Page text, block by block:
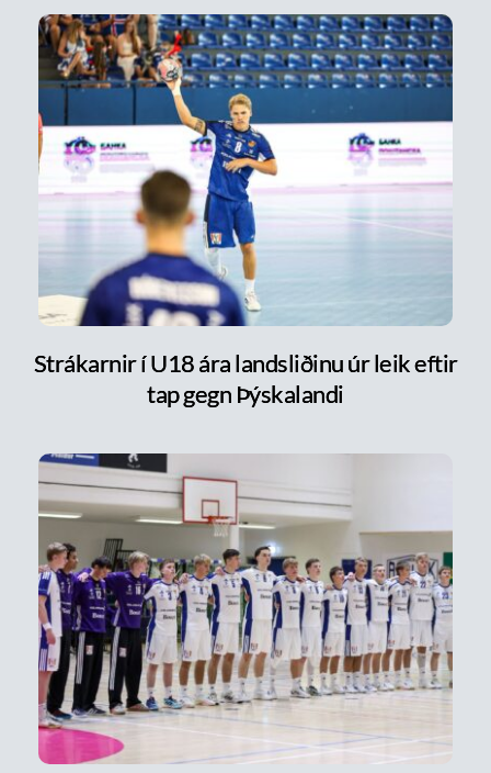
Strákarnir í U18 ára landsliðinu úr leik eftir
tap gegn Þýskalandi